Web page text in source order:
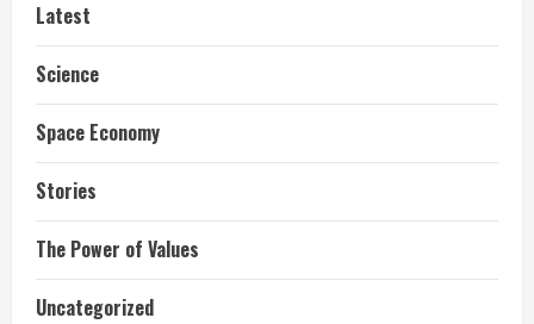
Latest
Science
Space Economy
Stories
The Power of Values
Uncategorized